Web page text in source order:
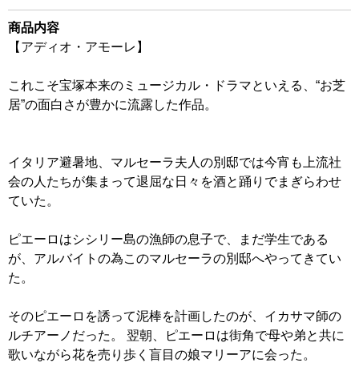
商品内容
【アディオ・アモーレ】
これこそ宝塚本来のミュージカル・ドラマといえる、“お芝
居”の面白さが豊かに流露した作品。
イタリア避暑地、マルセーラ夫人の別邸では今宵も上流社
会の人たちが集まって退屈な日々を酒と踊りでまぎらわせ
ていた。
ピエーロはシシリー島の漁師の息子で、まだ学生である
が、アルバイトの為このマルセーラの別邸へやってきてい
た。
そのピエーロを誘って泥棒を計画したのが、イカサマ師の
ルチアーノだった。 翌朝、ピエーロは街角で母や弟と共に
歌いながら花を売り歩く盲目の娘マリーアに会った。